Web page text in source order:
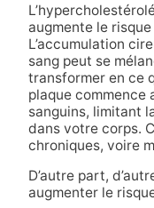
augmente le
L’accumulation
sang peut se
transformer en ce
plaque commence
sanguins, limitant
dans votre corps.
chroniques, voire
D’autre part,
augmenter le